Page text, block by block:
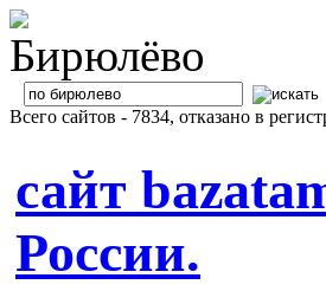
Всего сайтов - 7834, отказано в
сайт
России.